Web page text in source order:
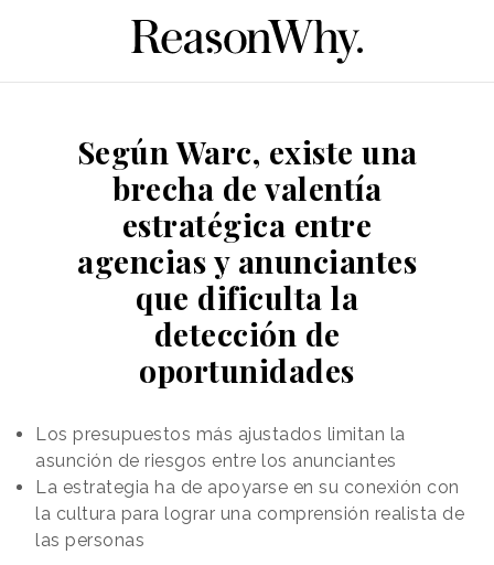
Según Warc, existe una
brecha de valentía
estratégica entre
agencias y anunciantes
que dificulta la
detección de
oportunidades
Los presupuestos más ajustados limitan la
asunción de riesgos entre los anunciantes
La estrategia ha de apoyarse en su conexión con
la cultura para lograr una comprensión realista de
las personas